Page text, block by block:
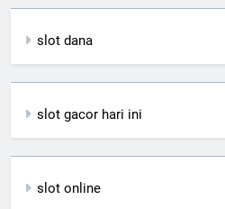
slot dana
slot gacor hari ini
slot online